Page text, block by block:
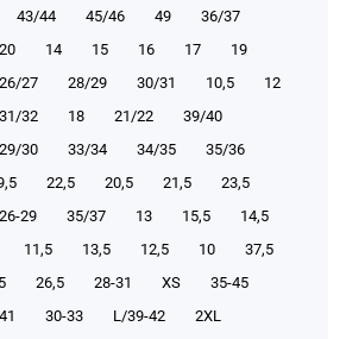
43/44 45/46 49
36/37
20 14 15 16 17
19
26/27 28/29 30/31 10,5
12
31/32 18 21/22
39/40
29/30 33/34 34/35
35/36
22,5 20,5 21,5
23,5
26-29 35/37 13 15,5
14,5
11,5 13,5 12,5 10
37,5
26,5 28-31 XS
35-45
30-33 L/39-42
2XL